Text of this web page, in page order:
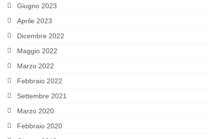
Politica del Messico
EVENTS
Incontri diplomatici calendario Marzo 2022
conflicto en Colombia, siglos XIX-XX”
Giugno 2023
Aprile 2023
Dicembre 2022
Maggio 2022
Marzo 2022
Febbraio 2022
Settembre 2021
Marzo 2020
Febbraio 2020